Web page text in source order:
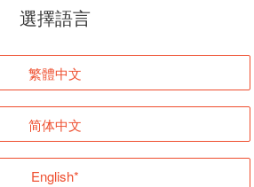
頁面無法顯示
登入
返回首頁
選擇語言
繁體中文
简体中文
English*